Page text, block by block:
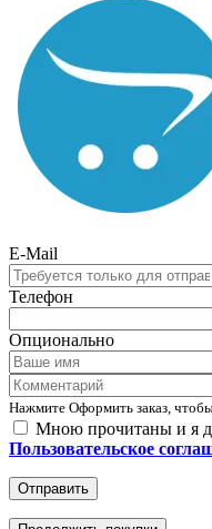
E-Mail
Телефон
Опционально
Нажмите Оформить заказ,
Мною прочитаны и я
Пользовательское
Отправить